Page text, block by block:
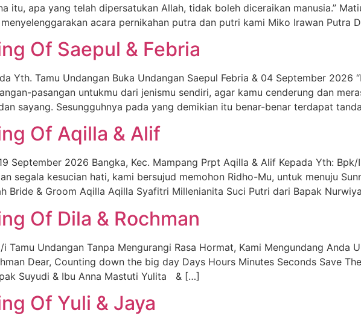
itu, apa yang telah dipersatukan Allah, tidak boleh diceraikan manusia.”
acara pernikahan putra dan putri kami Miko Irawan Putra
Of Saepul & Febria
Yth. Tamu Undangan Buka Undangan Saepul Febria & 04 September
pasangan untukmu dari jenismu sendiri, agar kamu cenderung dan
sayang. Sesungguhnya pada yang demikian itu benar-benar terdapat
Of Aqilla & Alif
September 2026 Bangka, Kec. Mampang Prpt Aqilla & Alif Kepada Yth:
segala kesucian hati, kami bersujud memohon Ridho-Mu, untuk menuju
Bride & Groom Aqilla Aqilla Syafitri Millenianita Suci Putri dari Bapak
Of Dila & Rochman
Tamu Undangan Tanpa Mengurangi Rasa Hormat, Kami Mengundang Anda
Dear, Counting down the big day Days Hours Minutes Seconds Save
Suyudi & Ibu Anna Mastuti Yulita & […]
Of Yuli & Jaya